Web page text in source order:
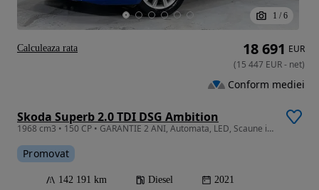
1 / 6
Skoda Superb 2.0 TDI DSG Ambition
1968 cm3 • 150 CP • GARANTIE 2 ANI, Automata, LED, Scaune incalzite, Pilot auto
Promovat
142 191 km Diesel 2021
18 691 EUR
(15 447 EUR- net)
Conform mediei
Calculeaza rata